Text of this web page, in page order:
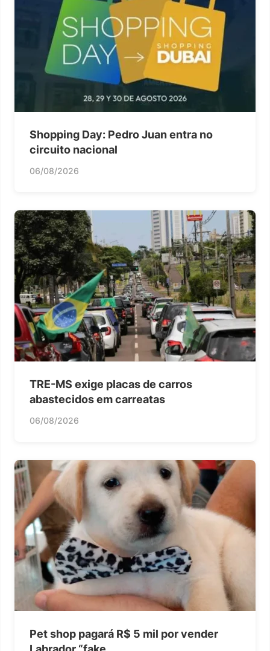
Shopping Day: Pedro Juan entra no
circuito nacional
06/08/2026
TRE-MS exige placas de carros
abastecidos em carreatas
06/08/2026
Pet shop pagará R$ 5 mil por vender